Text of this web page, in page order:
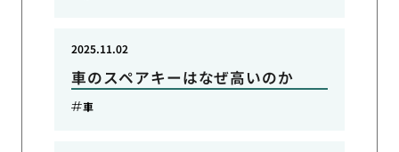
車のスペアキーはなぜ高いのか
2025.11.02
車